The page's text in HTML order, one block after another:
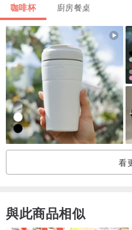
咖啡杯 廚房餐桌
看
與此商品相似